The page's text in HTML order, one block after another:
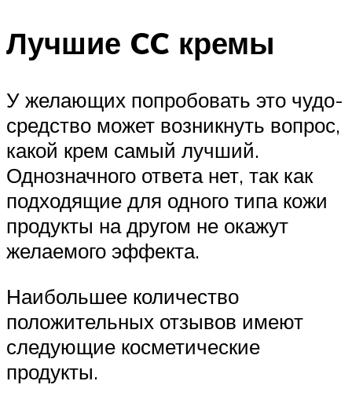
Лучшие CC кремы
У желающих попробовать это чудо-
средство может возникнуть вопрос,
какой крем самый лучший.
Однозначного ответа нет, так как
подходящие для одного типа кожи
продукты на другом не окажут
желаемого эффекта.
Наибольшее количество
положительных отзывов имеют
следующие косметические
продукты.